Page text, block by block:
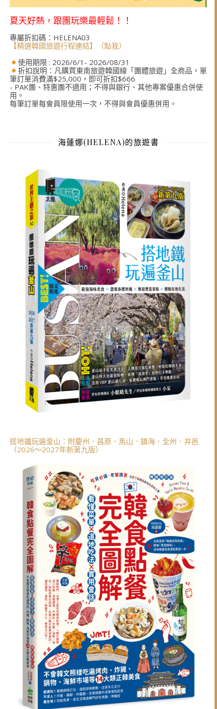
夏天好熱，跟團玩樂最輕鬆！！
專屬折扣碼：HELENA03
【精選韓國旅遊行程連結】（點我）
使用期限 : 2026/6/1- 2026/08/31
折扣說明：凡購買東南旅遊韓國線「團體旅遊」全商品，單
筆訂單消費滿$25,000，即可折扣$666
- PAK團、特惠團不適用；不得與銀行、其他專案優惠合併使
用。
每筆訂單每會員限使用一次，不得與會員優惠併用。
海蓮娜(HELENA)的旅遊書
搭地鐵玩遍釜山：附慶州．昌原．馬山．鎮海．全州．井邑
（2026～2027年新第九版）